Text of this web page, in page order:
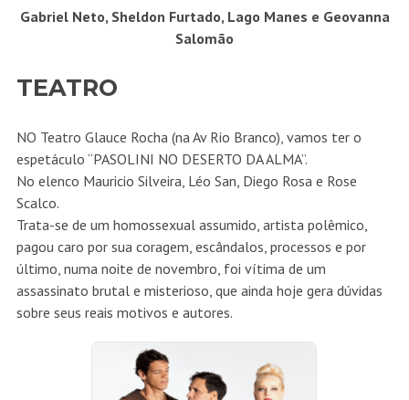
Gabriel Neto, Sheldon Furtado, Lago Manes e Geovanna
Salomão
TEATRO
NO Teatro Glauce Rocha (na Av Rio Branco), vamos ter o
espetáculo “PASOLINI NO DESERTO DA ALMA”.
No elenco Mauricio Silveira, Léo San, Diego Rosa e Rose
Scalco.
Trata-se de um homossexual assumido, artista polêmico,
pagou caro por sua coragem, escândalos, processos e por
último, numa noite de novembro, foi vítima de um
assassinato brutal e misterioso, que ainda hoje gera dúvidas
sobre seus reais motivos e autores.